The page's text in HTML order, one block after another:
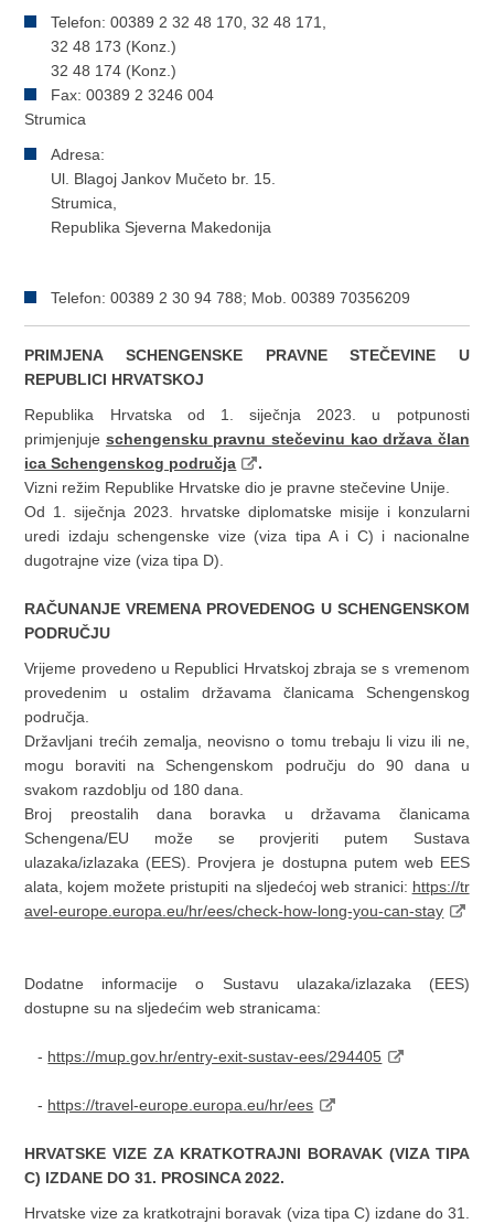
Telefon: 00389 2 32 48 170, 32 48 171,
32 48 173 (Konz.)
32 48 174 (Konz.)
Fax: 00389 2 3246 004
Strumica
Adresa:
Ul. Blagoj Jankov Mučeto br. 15.
Strumica,
Republika Sjeverna Makedonija
Telefon: 00389 2 30 94 788; Mob. 00389 70356209
PRIMJENASCHENGENSKE PRAVNE STEČEVINE U
REPUBLICI HRVATSKOJ
Republika Hrvatska od 1. siječnja 2023. u potpunosti
primjenjuje schengensku pravnu stečevinu kao država član
ica Schengenskog područja
.
Vizni režim Republike Hrvatske dio je pravne stečevine Unije.
Od 1. siječnja 2023. hrvatske diplomatske misije i konzularni
uredi izdaju schengenske vize (viza tipa A i C) i nacionalne
dugotrajne vize (viza tipa D).
RAČUNANJE VREMENA PROVEDENOG U SCHENGENSKOM
PODRUČJU
Vrijeme provedeno u Republici Hrvatskoj zbraja se s vremenom
provedenim u ostalim državama članicama Schengenskog
područja.
Državljani trećih zemalja, neovisno o tomu trebaju li vizu ili ne,
mogu boraviti na Schengenskom području do 90 dana u
svakom razdoblju od 180 dana.
Broj preostalih dana boravka u državama članicama
Schengena/EU može se provjeriti putem Sustava
ulazaka/izlazaka (EES). Provjera je dostupna putem web EES
alata, kojem možete pristupiti na sljedećoj web stranici: https://tr
avel-europe.europa.eu/hr/ees/check-how-long-you-can-stay
Dodatne informacije o Sustavu ulazaka/izlazaka (EES)
dostupne su na sljedećim web stranicama:
- https://mup.gov.hr/entry-exit-sustav-ees/294405
- https://travel-europe.europa.eu/hr/ees
HRVATSKE VIZE ZA KRATKOTRAJNI BORAVAK (VIZA TIPA
C) IZDANE DO 31. PROSINCA 2022.
Hrvatske vize za kratkotrajni boravak (viza tipa C) izdane do 31.